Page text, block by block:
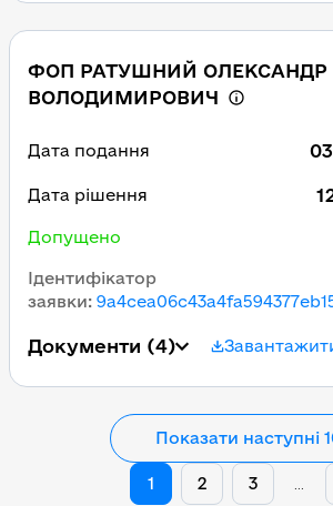
ФОП РАТУШНИЙ ОЛЕКСАНДР
ВОЛОДИМИРОВИЧ
Дата подання
Дата рішення
Допущено
Ідентифікатор
заявки:
Документи (4)
Показати наступні
1 2 3